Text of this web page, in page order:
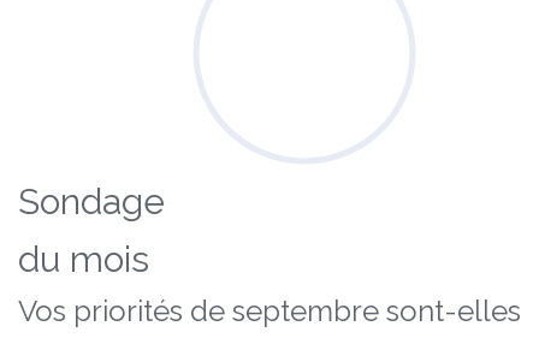
Sondage
du mois
Vos priorités de septembre sont-elles